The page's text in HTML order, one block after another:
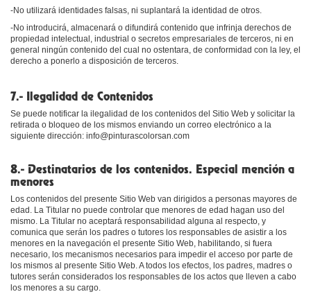
-No utilizará identidades falsas, ni suplantará la identidad de otros.
-No introducirá, almacenará o difundirá contenido que infrinja derechos de
propiedad intelectual, industrial o secretos empresariales de terceros, ni en
general ningún contenido del cual no ostentara, de conformidad con la ley, el
derecho a ponerlo a disposición de terceros.
7.- Ilegalidad de Contenidos
Se puede notificar la ilegalidad de los contenidos del Sitio Web y solicitar la
retirada o bloqueo de los mismos enviando un correo electrónico a la
siguiente dirección: info@pinturascolorsan.com
8.- Destinatarios de los contenidos. Especial mención a
menores
Los contenidos del presente Sitio Web van dirigidos a personas mayores de
edad. La Titular no puede controlar que menores de edad hagan uso del
mismo. La Titular no aceptará responsabilidad alguna al respecto, y
comunica que serán los padres o tutores los responsables de asistir a los
menores en la navegación el presente Sitio Web, habilitando, si fuera
necesario, los mecanismos necesarios para impedir el acceso por parte de
los mismos al presente Sitio Web. A todos los efectos, los padres, madres o
tutores serán considerados los responsables de los actos que lleven a cabo
los menores a su cargo.